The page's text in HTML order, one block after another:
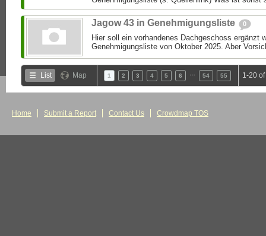
Jagow 43 in Genehmigungsliste 0
Hier soll ein vorhandenes Dachgeschoss ergänzt
Genehmigungsliste von Oktober 2025. Aber
List Map 1 2 3 4 5 6 54 55 1-20
Home Submit a Report Contact Us Crowdmap TOS